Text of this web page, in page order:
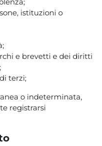
istituzioni o
e brevetti e dei diritti
terzi;
o indeterminata,
registrarsi